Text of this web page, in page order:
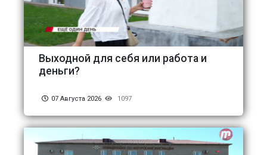
Выходной для себя или работа и
деньги?
07 Августа 2026 1097